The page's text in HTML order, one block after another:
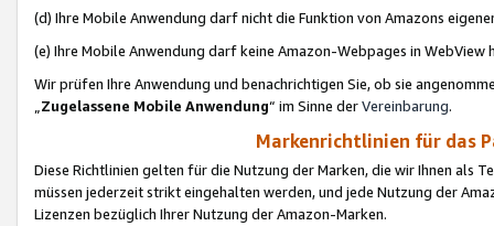
(d) Ihre Mobile Anwendung darf nicht die Funktion von Amazons
(e) Ihre Mobile Anwendung darf keine Amazon-Webpages in WebView
Wir prüfen Ihre Anwendung und benachrichtigen Sie, ob sie
„Zugelassene Mobile Anwendung“ im Sinne derVereinbarung.
Markenrichtlinien für das
Diese Richtlinien gelten für die Nutzung der Marken, die wir Ihnen als
müssen jederzeit strikt eingehalten werden, und jede Nutzung der
Lizenzen bezüglich Ihrer Nutzung der Amazon-Marken.